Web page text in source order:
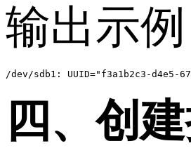
输出示例
四、创